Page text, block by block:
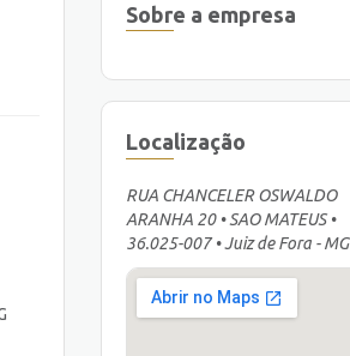
Sobre a empresa
Localização
RUA CHANCELER OSWALDO
ARANHA 20 • SAO MATEUS •
36.025-007 • Juiz de Fora - MG